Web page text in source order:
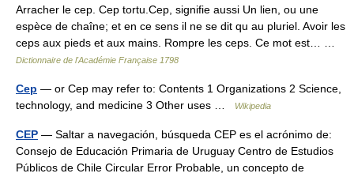
Arracher le cep. Cep tortu.Cep, signifie aussi Un lien, ou une
espèce de chaîne; et en ce sens il ne se dit qu au pluriel. Avoir les
ceps aux pieds et aux mains. Rompre les ceps. Ce mot est… …
Dictionnaire de l'Académie Française 1798
Cep — or Cep may refer to: Contents 1 Organizations 2 Science,
technology, and medicine 3 Other uses …
Wikipedia
CEP — Saltar a navegación, búsqueda CEP es el acrónimo de:
Consejo de Educación Primaria de Uruguay Centro de Estudios
Públicos de Chile Circular Error Probable, un concepto de